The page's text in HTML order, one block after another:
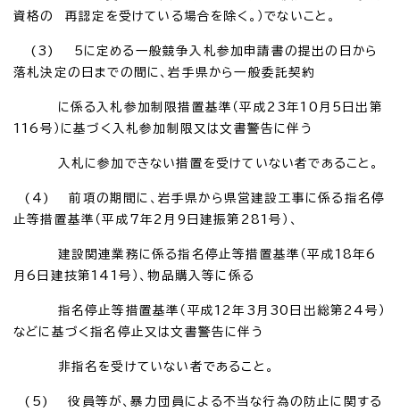
資格の 再認定を受けている場合を除く。）でないこと。
(3) 5に定める一般競争入札参加申請書の提出の日から
落札決定の日までの間に、岩手県から一般委託契約
に係る入札参加制限措置基準（平成23年10月5日出第
116号）に基づく入札参加制限又は文書警告に伴う
入札に参加できない措置を受けていない者であること。
(4) 前項の期間に、岩手県から県営建設工事に係る指名停
止等措置基準（平成7年2月9日建振第281号）、
建設関連業務に係る指名停止等措置基準（平成18年6
月6日建技第141号）、物品購入等に係る
指名停止等措置基準（平成12年3月30日出総第24号）
などに基づく指名停止又は文書警告に伴う
非指名を受けていない者であること。
(5) 役員等が、暴力団員による不当な行為の防止に関する